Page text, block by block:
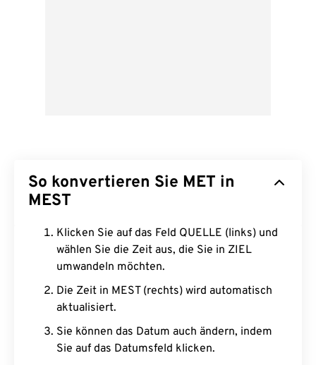
So konvertieren Sie MET in
MEST
Klicken Sie auf das Feld QUELLE (links) und
wählen Sie die Zeit aus, die Sie in ZIEL
umwandeln möchten.
Die Zeit in MEST (rechts) wird automatisch
aktualisiert.
Sie können das Datum auch ändern, indem
Sie auf das Datumsfeld klicken.